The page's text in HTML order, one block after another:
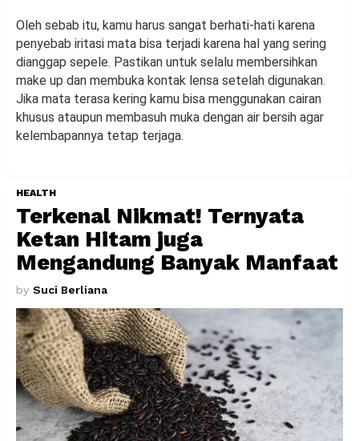
Oleh sebab itu, kamu harus sangat berhati-hati karena
penyebab iritasi mata bisa terjadi karena hal yang sering
dianggap sepele. Pastikan untuk selalu membersihkan
make up dan membuka kontak lensa setelah digunakan.
Jika mata terasa kering kamu bisa menggunakan cairan
khusus ataupun membasuh muka dengan air bersih agar
kelembapannya tetap terjaga.
HEALTH
Terkenal Nikmat! Ternyata
Ketan Hitam juga
Mengandung Banyak Manfaat
by Suci Berliana